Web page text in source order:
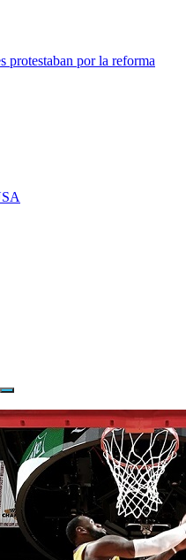
protestaban por la reforma
Buscar